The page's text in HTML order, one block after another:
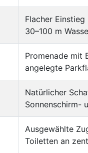
Flacher
30–100 m
Promenade mit
angelegte
Natürlicher
Sonnenschirm-
Ausgewählte
Toiletten an